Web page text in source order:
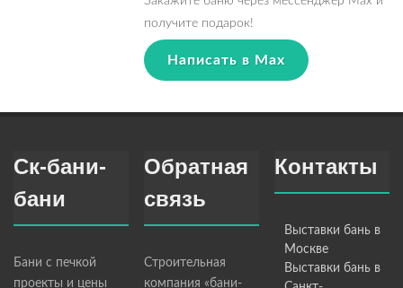
получите подарок!
Написать в Max
Ск-бани-
бани
Бани с печкой
проекты и цены
Обратная
связь
Строительная
компания «бани-
Контакты
Выставки бань в
Москве
Выставки бань в